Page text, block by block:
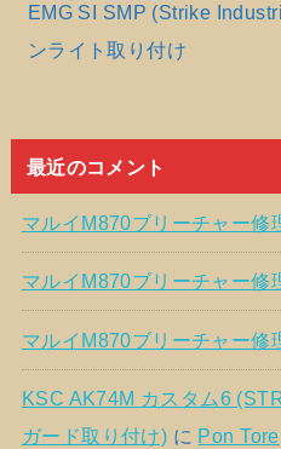
EMG SI SMP (Strike
ンライト取り付け
最近のコメント
マルイM870ブリーチャー修
マルイM870ブリーチャー修
マルイM870ブリーチャー修
KSC AK74M カスタム6
ガード取り付け) に Pon Tore